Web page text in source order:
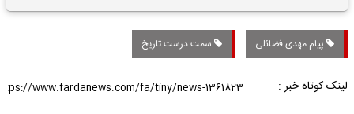
تاریخی واریز خواهد شد؟
پیام مهدی فضائلی سمت درست تاریخ
لینک کوتاه خبر :